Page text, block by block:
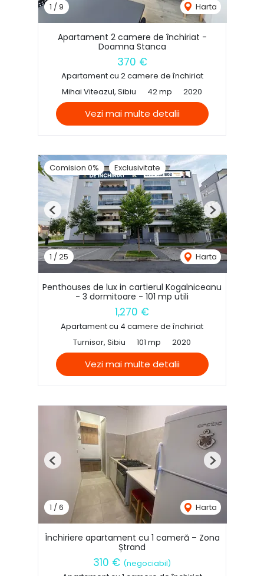
1 /9 Harta
Apartament 2 camere de închiriat -
Doamna Stanca
370 €
Apartament cu 2 camere de închiriat
Mihai Viteazul, Sibiu
42 mp 2020
Vezi mai multe detalii
Comision 0% Exclusivitate
1 / 25 Harta
Previous Next
Penthouses de lux in cartierul Kogalniceanu
- 3 dormitoare - 101 mp utili
1,270 €
Apartament cu 4 camere de închiriat
Turnisor, Sibiu
101 mp 2020
Vezi mai multe detalii
1 / 6 Harta
Previous Next
Închiriere apartament cu 1 cameră – Zona
Ștrand
310 € (negociabil)